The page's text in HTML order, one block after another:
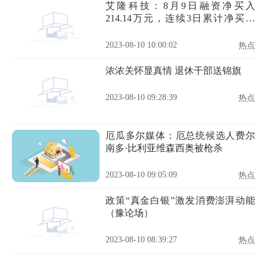
艾隆科技：8月9日融资净买入
214.14万元，连续3日累计净买入
2023-08-10 10:00:02 热点
浓浓关怀显真情 退休干部送锦旗
2023-08-10 09:28:39 热点
厄瓜多尔媒体：厄总统候选人费尔
南多·比利亚维森西奥被枪杀
2023-08-10 09:05:09 热点
政策“真金白银”激发消费澎湃动能
（豫论场）
2023-08-10 08:39:27 热点